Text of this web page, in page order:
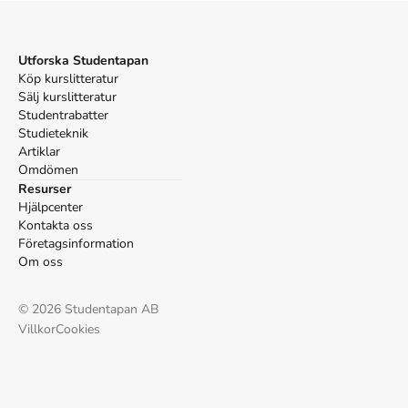
Eliasson M, Lindeberg G. Mat för liv och lust. 5:e uppl.
Bonnier Fakta; 2015.
Utforska Studentapan
Köp kurslitteratur
Sälj kurslitteratur
Studentrabatter
Studieteknik
Artiklar
Omdömen
Resurser
Hjälpcenter
Kontakta oss
Företagsinformation
Om oss
© 2026 Studentapan AB
VillkorCookies